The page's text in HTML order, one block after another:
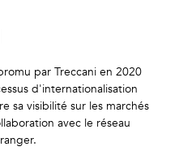
par Treccani en 2020
d'internationalisation
sa visibilité sur les marchés
avec le réseau